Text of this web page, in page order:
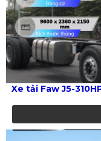
Xe tải Faw J5-